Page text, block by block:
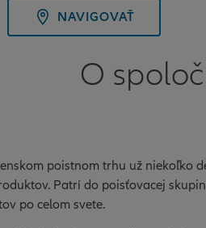
NAVIGOVAŤ
O
poistnom trhu už niekoľko
Patrí do poisťovacej
po celom svete.